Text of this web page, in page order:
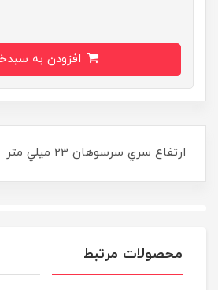
ارتفاع سري سرسوهان 23 ميلي متر
محصولات مرتبط